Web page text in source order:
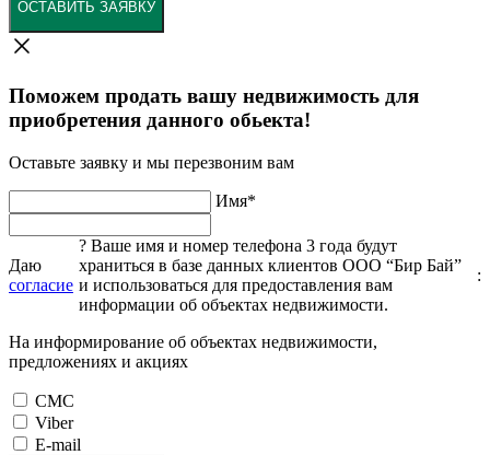
ОСТАВИТЬ ЗАЯВКУ
Поможем продать вашу недвижимость для
приобретения данного обьекта!
Оставьте заявку и мы перезвоним вам
Имя*
Даю
согласие
? Ваше имя и номер телефона 3 года будут
храниться в базе данных клиентов ООО “Бир Бай”
и использоваться для предоставления вам
информации об объектах недвижимости.
:
На информирование об объектах недвижимости,
предложениях и акциях
СМС
Viber
E-mail